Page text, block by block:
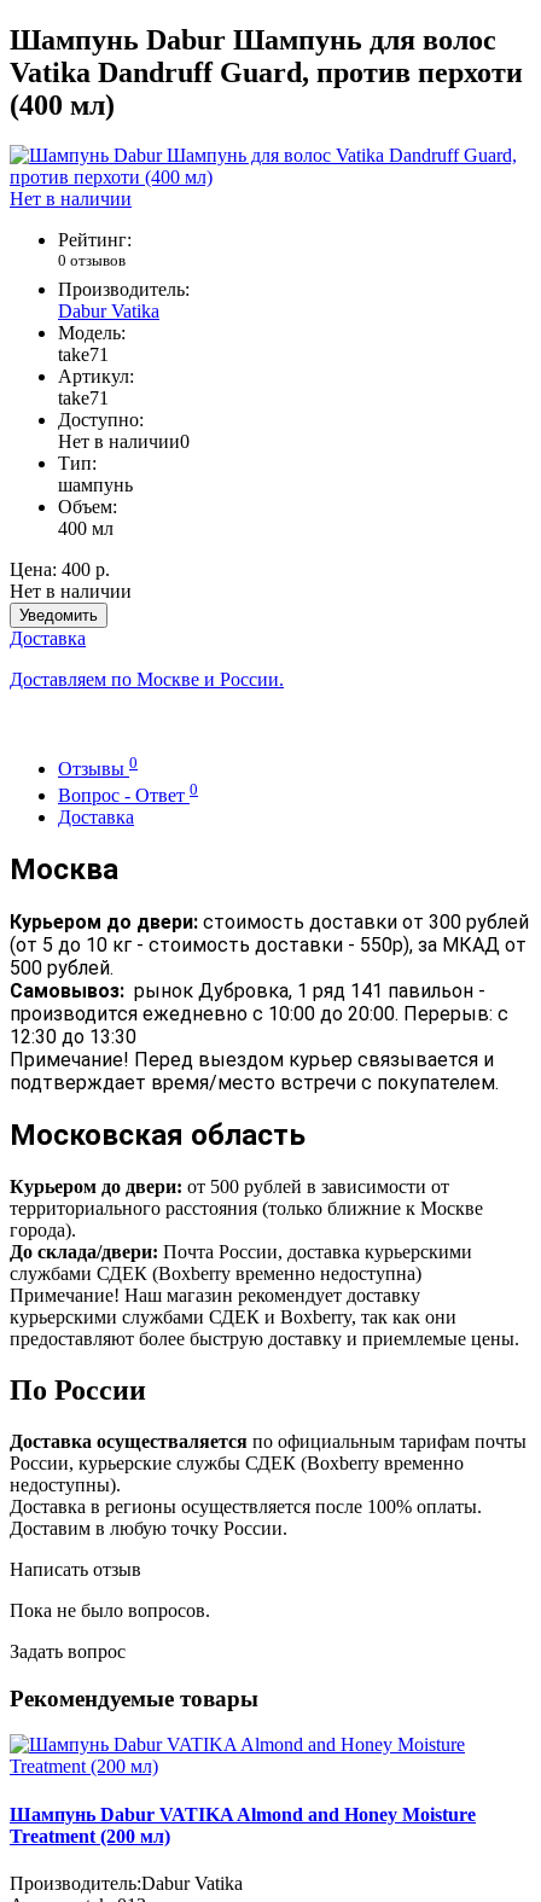
Шампунь Dabur Шампунь для волос
Vatika Dandruff Guard, против перхоти
(400 мл)
Нет в наличии
Рейтинг:
0 отзывов
Производитель:
Dabur Vatika
Модель:
take71
Артикул:
take71
Доступно:
Нет в наличии0
Тип:
шампунь
Объем:
400 мл
Цена: 400 р.
Нет в наличии
Уведомить
Доставка
Доставляем по Москве и России.
Отзывы 0
Вопрос - Ответ 0
Доставка
Москва
Курьером до двери: стоимость доставки от 300 рублей
(от 5 до 10 кг - стоимость доставки - 550р), за МКАД от
500 рублей.
Самовывоз: рынок Дубровка, 1 ряд 141 павильон -
производится ежедневно с 10:00 до 20:00. Перерыв: с
12:30 до 13:30
Примечание! Перед выездом курьер связывается и
подтверждает время/место встречи с покупателем.
Московская область
Курьером до двери: от 500 рублей в зависимости от
территориального расстояния (только ближние к Москве
города).
До склада/двери: Почта России, доставка курьерскими
службами СДЕК (Boxberry временно недоступна)
Примечание! Наш магазин рекомендует доставку
курьерскими службами СДЕК и Boxberry, так как они
предоставляют более быструю доставку и приемлемые цены.
По России
Доставка осуществаляется по официальным тарифам почты
России, курьерские службы СДЕК (Boxberry временно
недоступны).
Доставка в регионы осуществляется после 100% оплаты.
Доставим в любую точку России.
Написать отзыв
Пока не было вопросов.
Задать вопрос
Рекомендуемые товары
Шампунь Dabur VATIKA Almond and Honey Moisture
Treatment (200 мл)
Производитель:Dabur Vatika